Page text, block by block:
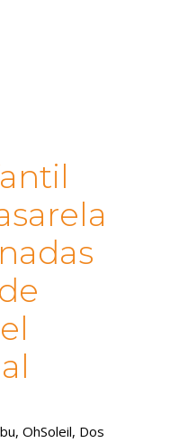
OhSoleil, Dos